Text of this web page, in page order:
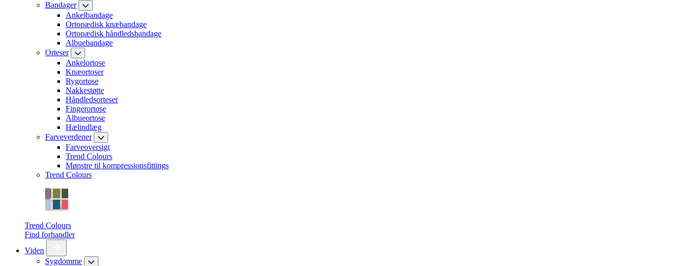
Bandager
Ankelbandage
Ortopædisk knæbandage
Ortopædisk håndledsbandage
Albuebandage
Orteser
Ankelortose
Knæortoser
Rygortose
Nakkestøtte
Håndledsorteser
Fingerortose
Albueortose
Hælindlæg
Farveverdener
Farveoversigt
Trend Colours
Mønstre til kompressionsfittings
Trend Colours
Trend Colours
Find forhandler
Viden
Sygdomme